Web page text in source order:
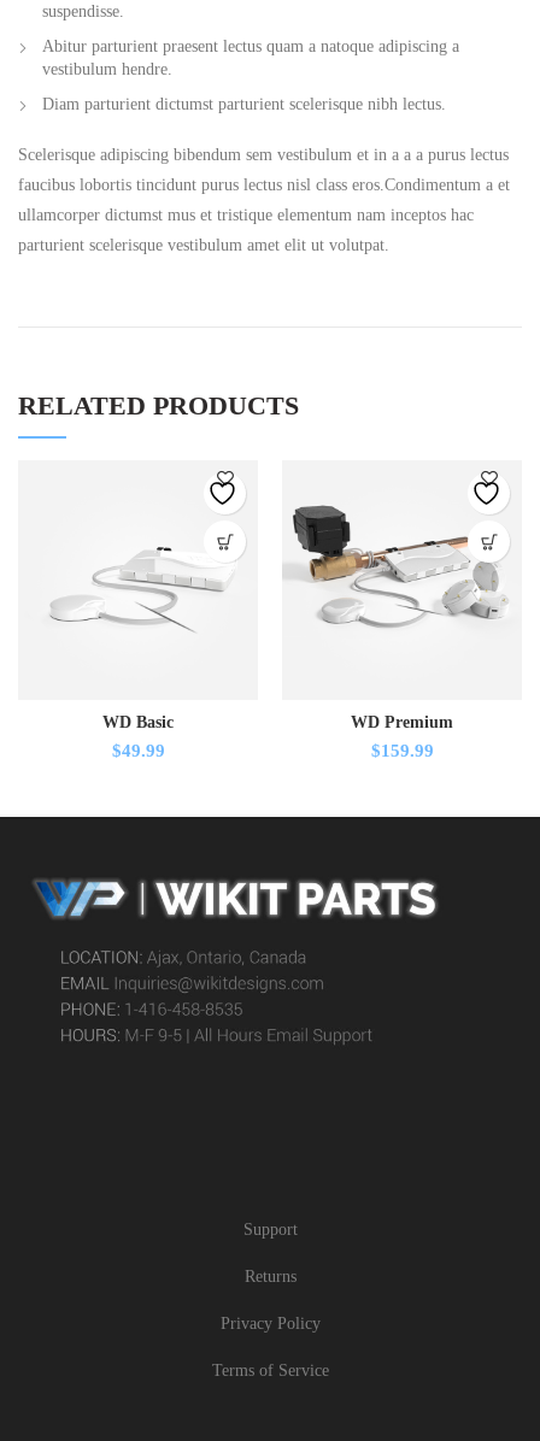
suspendisse.
Abitur parturient praesent lectus quam a natoque adipiscing a
vestibulum hendre.
Diam parturient dictumst parturient scelerisque nibh lectus.
Scelerisque adipiscing bibendum sem vestibulum et in a a a purus lectus
faucibus lobortis tincidunt purus lectus nisl class eros.Condimentum a et
ullamcorper dictumst mus et tristique elementum nam inceptos hac
parturient scelerisque vestibulum amet elit ut volutpat.
RELATED PRODUCTS
WD Basic
$49.99
WD Premium
$159.99
Support
Returns
Privacy Policy
Terms of Service